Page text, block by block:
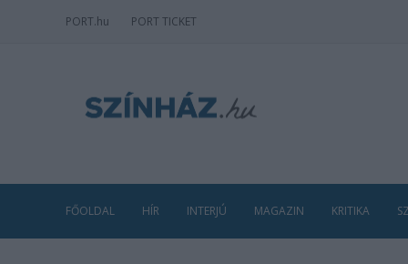
PORT.hu PORT TICKET
FŐOLDAL HÍR INTERJÚ MAGAZIN KRITIKA